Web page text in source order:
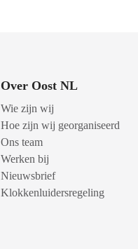
Over Oost NL
Wie zijn wij
Hoe zijn wij georganiseerd
Ons team
Werken bij
Nieuwsbrief
Klokkenluidersregeling